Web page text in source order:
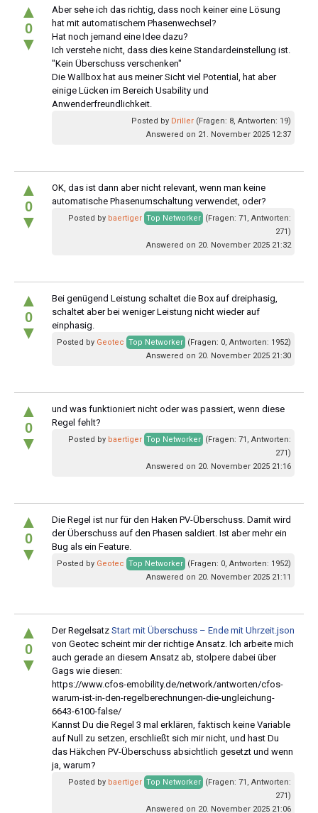
▲
0
▼
Aber sehe ich das richtig, dass noch keiner eine Lösung
hat mit automatischem Phasenwechsel?
Hat noch jemand eine Idee dazu?
Ich verstehe nicht, dass dies keine Standardeinstellung ist.
"Kein Überschuss verschenken"
Die Wallbox hat aus meiner Sicht viel Potential, hat aber
einige Lücken im Bereich Usability und
Anwenderfreundlichkeit.
Posted by Driller (Fragen: 8, Antworten: 19)
Answered on 21. November 2025 12:37
▲
0
▼
OK, das ist dann aber nicht relevant, wenn man keine
automatische Phasenumschaltung verwendet, oder?
Posted by baertiger Top Networker (Fragen: 71, Antworten:
271)
Answered on 20. November 2025 21:32
▲
0
▼
Bei genügend Leistung schaltet die Box auf dreiphasig,
schaltet aber bei weniger Leistung nicht wieder auf
einphasig.
Posted by Geotec Top Networker (Fragen: 0, Antworten: 1952)
Answered on 20. November 2025 21:30
▲
0
▼
und was funktioniert nicht oder was passiert, wenn diese
Regel fehlt?
Posted by baertiger Top Networker (Fragen: 71, Antworten:
271)
Answered on 20. November 2025 21:16
▲
0
▼
Die Regel ist nur für den Haken PV-Überschuss. Damit wird
der Überschuss auf den Phasen saldiert. Ist aber mehr ein
Bug als ein Feature.
Posted by Geotec Top Networker (Fragen: 0, Antworten: 1952)
Answered on 20. November 2025 21:11
▲
0
▼
Der Regelsatz Start mit Überschuss – Ende mit Uhrzeit.json
von Geotec scheint mir der richtige Ansatz. Ich arbeite mich
auch gerade an diesem Ansatz ab, stolpere dabei über
Gags wie diesen:
https://www.cfos-emobility.de/network/antworten/cfos-
warum-ist-in-den-regelberechnungen-die-ungleichung-
6643-6100-false/
Kannst Du die Regel 3 mal erklären, faktisch keine Variable
auf Null zu setzen, erschließt sich mir nicht, und hast Du
das Häkchen PV-Überschuss absichtlich gesetzt und wenn
ja, warum?
Posted by baertiger Top Networker (Fragen: 71, Antworten:
271)
Answered on 20. November 2025 21:06